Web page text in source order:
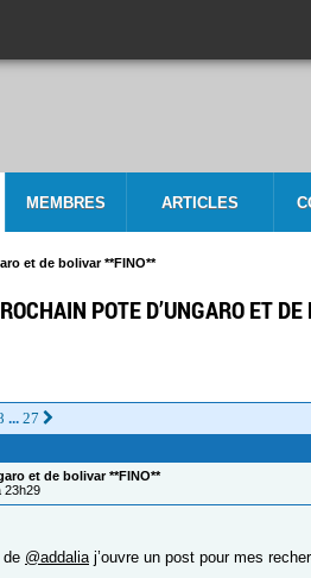
MEMBRES ARTICLES
et de bolivar **FINO**
POTE D’UNGARO ET
... 27
et de bolivar **FINO**
23h29
@addalia j’ouvre un post pour mes